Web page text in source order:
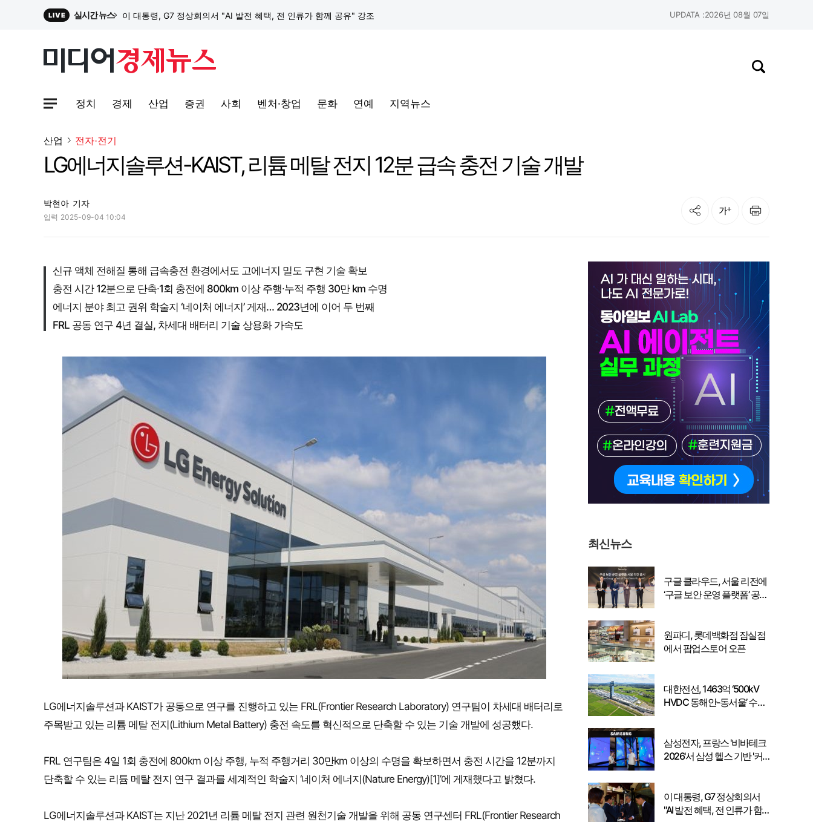
LIVE 실시간 뉴스 이 대통령, G7 정상회의서 "AI 발전 혜택, 전 인류가 함께 공유" 강조
원파디, 롯데백화점 잠실점에서 팝업스토어 오픈
대한전선, 1463억 ‘500kV HVDC 동해안-동서울’ 수주… 시장 확대 본격화
이 대통령, G7 정상회의서 "AI 발전 혜택, 전 인류가 함께 공유" 강조
UPDATA :2026년 08월 07일
사이트맵메뉴 열기
정치 경제 산업 증권 사회 벤처·창업 문화 연예 지역뉴스
검색창 열기
산업 전자·전기
LG에너지솔루션-KAIST, 리튬 메탈 전지 12분 급속 충전 기술 개발
박현아 기자
입력 2025-09-04 10:04
공유 글자크기 인쇄
신규 액체 전해질 통해 급속충전 환경에서도 고에너지 밀도 구현 기술 확보
충전 시간 12분으로 단축∙1회 충전에 800km 이상 주행∙누적 주행 30만 km 수명
에너지 분야 최고 권위 학술지 ‘네이처 에너지’ 게재… 2023년에 이어 두 번째
FRL 공동 연구 4년 결실, 차세대 배터리 기술 상용화 가속도
LG에너지솔루션과 KAIST가 공동으로 연구를 진행하고 있는 FRL(Frontier Research Laboratory) 연구팀이 차세대 배터리로
주목받고 있는 리튬 메탈 전지(Lithium Metal Battery) 충전 속도를 혁신적으로 단축할 수 있는 기술 개발에 성공했다.
FRL 연구팀은 4일 1회 충전에 800km 이상 주행, 누적 주행거리 30만km 이상의 수명을 확보하면서 충전 시간을 12분까지
단축할 수 있는 리튬 메탈 전지 연구 결과를 세계적인 학술지 ‘네이처 에너지(Nature Energy)[1]’에 게재했다고 밝혔다.
LG에너지솔루션과 KAIST는 지난 2021년 리튬 메탈 전지 관련 원천기술 개발을 위해 공동 연구센터 FRL(Frontier Research
최신뉴스
구글 클라우드, 서울 리전에
‘구글 보안 운영 플랫폼’ 공식
원파디, 롯데백화점 잠실점
에서 팝업스토어 오픈
대한전선, 1463억 ‘500kV
HVDC 동해안-동서울’ 수
삼성전자, 프랑스 '비바테크
2026'서 삼성 헬스 기반 '커
이 대통령, G7 정상회의서
"AI 발전 혜택, 전 인류가 함